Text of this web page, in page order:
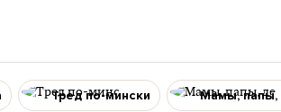
Тред по-мински Мамы, папы,